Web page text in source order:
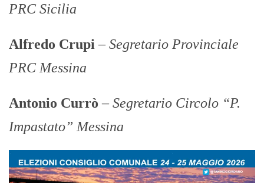
PRC Sicilia
Alfredo Crupi –Segretario Provinciale
PRC Messina
Antonio Currò –Segretario Circolo “P.
Impastato” Messina